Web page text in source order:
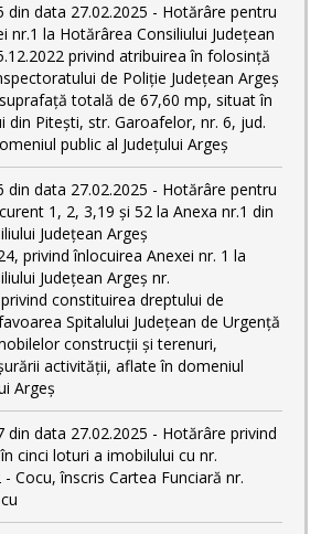
din data 27.02.2025 - Hotărâre pentru
nr.1 la Hotărârea Consiliului Județean
privind atribuirea în folosință
de Poliție Județean Argeș
totală de 67,60 mp, situat în
din Pitești, str. Garoafelor, nr. 6, jud.
public al Județului Argeș
din data 27.02.2025 - Hotărâre pentru
1, 2, 3,19 și 52 la Anexa nr.1 din
Județean Argeș
privind înlocuirea Anexei nr. 1 la
Județean Argeș nr.
constituirea dreptului de
Spitalului Județean de Urgență
construcții și terenuri,
activității, aflate în domeniul
Argeș
din data 27.02.2025 - Hotărâre privind
cinci loturi a imobilului cu nr.
Cocu, înscris Cartea Funciară nr.